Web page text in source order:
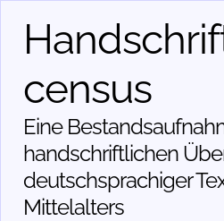
census
Eine
handschriftlichen
deutschsprachiger
Mittelalters